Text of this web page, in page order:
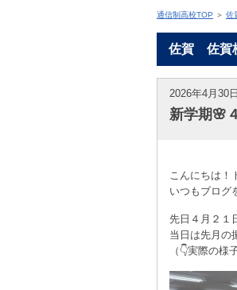
通信制高校TOP ＞ 佐
佐賀 佐賀
2026年4月30日
新学期🌸
こんにちは！
いつもブログ
先日４月２１
当日は先月の
（👇実際の様